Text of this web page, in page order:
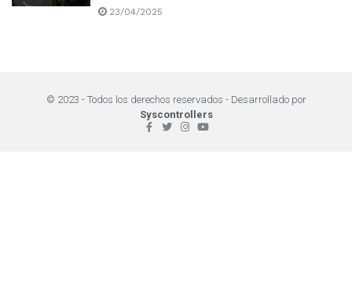
23/04/2025
© 2023 - Todos los derechos reservados - Desarrollado por
Syscontrollers